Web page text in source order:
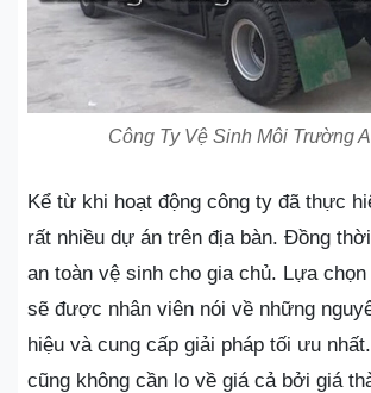
Công Ty Vệ Sinh Môi Trường
Kể từ khi hoạt động công ty đã thực
rất nhiều dự án trên địa bàn. Đồng
an toàn vệ sinh cho gia chủ. Lựa
sẽ được nhân viên nói về những
hiệu và cung cấp giải pháp tối ưu
cũng không cần lo về giá cả bởi giá